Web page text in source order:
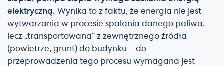
elektryczną. Wynika to z faktu, że energia nie jest
wytwarzania w procesie spalania danego paliwa,
lecz „transportowana” z zewnętrznego źródła
(powietrze, grunt) do budynku – do
przeprowadzenia tego procesu wymagana jest